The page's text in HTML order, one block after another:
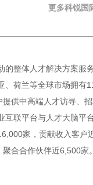
更多科锐国
的整体人才解决方案服
、荷兰等全球市场拥有
供中高端人才访寻、
互联平台与人才大脑平
家，贡献收入客
合合作伙伴近6,500家。